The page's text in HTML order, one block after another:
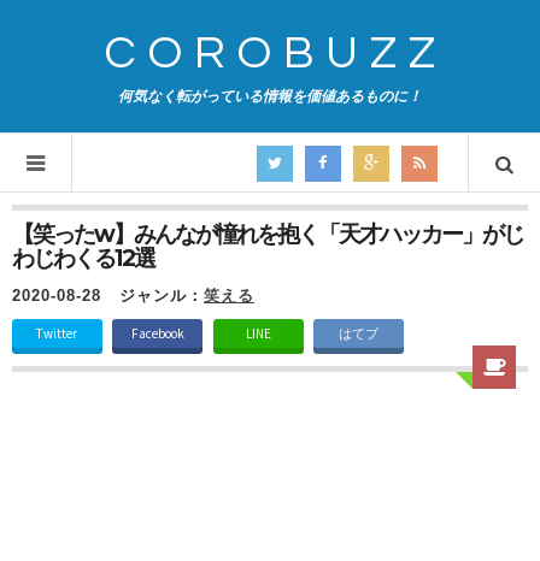
COROBUZZ
何気なく転がっている情報を価値あるものに！
【笑ったw】みんなが憧れを抱く「天才ハッカー」がじ
わじわくる12選
2020-08-28 ジャンル： 笑える
Twitter Facebook LINE はてブ